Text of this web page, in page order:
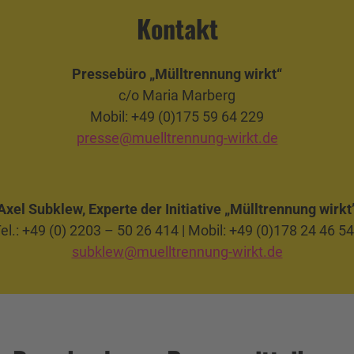
Kontakt
Pressebüro „Mülltrennung wirkt“
c/o Maria Marberg
Mobil: +49 (0)175 59 64 229
presse@muelltrennung-wirkt.de
Subklew, Experte der Initiative „Mülltrennung
+49 (0) 2203 – 50 26 414 | Mobil: +49 (0)178 24 46
subklew@muelltrennung-wirkt.de